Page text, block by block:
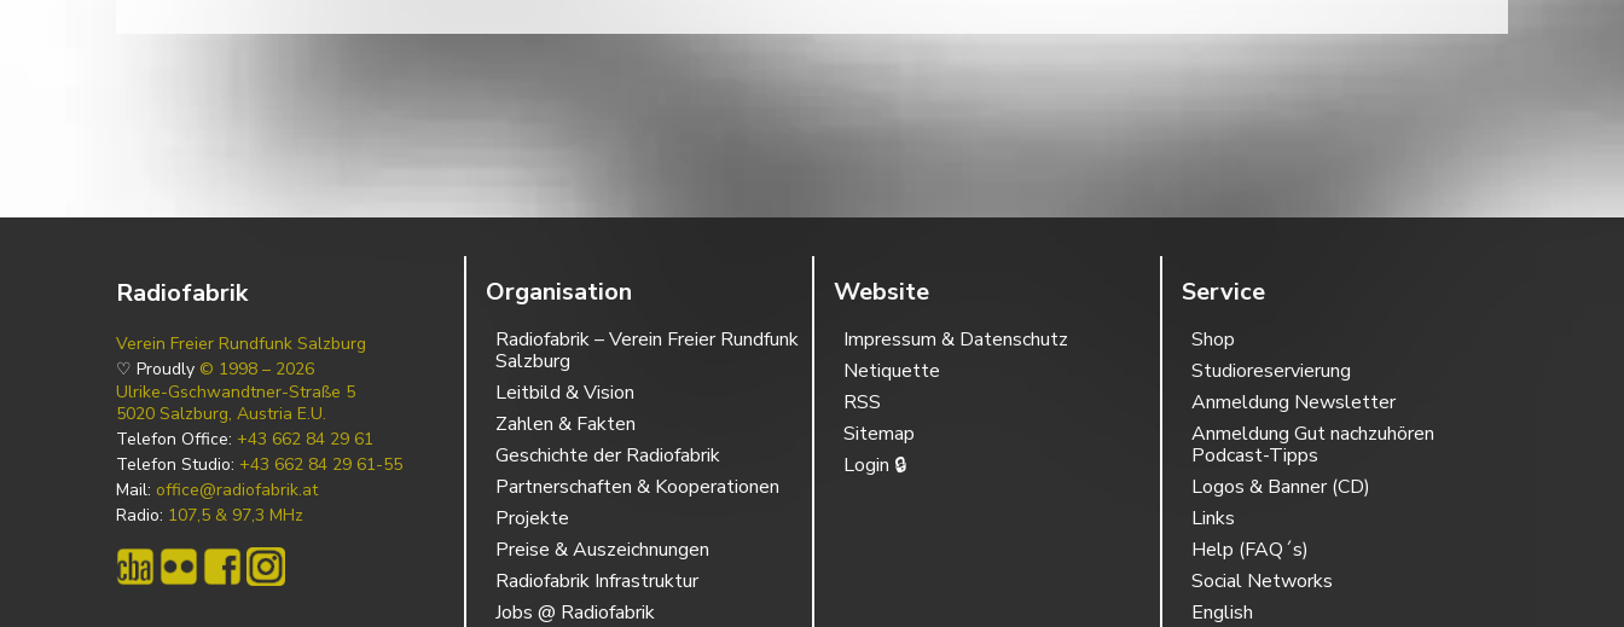
Radiofabrik
Verein Freier Rundfunk Salzburg
♡ Proudly © 1998 – 2026
Ulrike-Gschwandtner-Straße 5
5020 Salzburg, Austria E.U.
Telefon Office: +43 662 84 29 61
Telefon Studio: +43 662 84 29 61-55
Mail: office@radiofabrik.at
Radio: 107,5 & 97,3 MHz
Organisation
Radiofabrik – Verein Freier Rundfunk
Salzburg
Leitbild & Vision
Zahlen & Fakten
Geschichte der Radiofabrik
Partnerschaften & Kooperationen
Projekte
Preise & Auszeichnungen
Radiofabrik Infrastruktur
Jobs @ Radiofabrik
Website
Impressum & Datenschutz
Netiquette
RSS
Sitemap
Login 🔒
Service
Shop
Studioreservierung
Anmeldung Newsletter
Anmeldung Gut nachzuhören
Podcast-Tipps
Logos & Banner (CD)
Links
Help (FAQ´s)
Social Networks
English